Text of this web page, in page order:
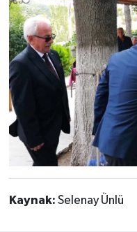
Kaynak: Selenay Ünlü